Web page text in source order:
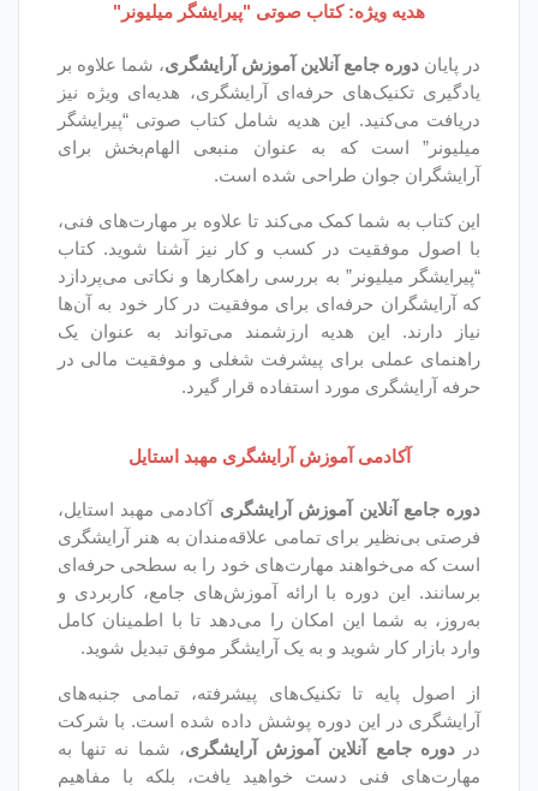
کتاب صوتی "پیرایشگر میلیونر"
آنلاین آموزش آرایشگری ، شما علاوه بر
حرفه‌ای آرایشگری، هدیه‌ای ویژه نیز
این هدیه شامل کتاب صوتی “پیرایشگر
که به عنوان منبعی الهام‌بخش برای
طراحی شده است.
کمک می‌کند تا علاوه بر مهارت‌های فنی،
در کسب و کار نیز آشنا شوید. کتاب
به بررسی راهکارها و نکاتی می‌پردازد
برای موفقیت در کار خود به آن‌ها
هدیه ارزشمند می‌تواند به عنوان یک
پیشرفت شغلی و موفقیت مالی در
استفاده قرار گیرد.
آموزش آرایشگری مهبد استایل
آموزش آرایشگریآکادمی مهبد استایل،
تمامی علاقه‌مندان به هنر آرایشگری
مهارت‌های خود را به سطحی حرفه‌ای
با ارائه آموزش‌های جامع، کاربردی و
امکان را می‌دهد تا با اطمینان کامل
و به یک آرایشگر موفق تبدیل شوید.
تکنیک‌های پیشرفته، تمامی جنبه‌های
دوره پوشش داده شده است. با شرکت
آموزش آرایشگری، شما نه تنها به
دست خواهید یافت، بلکه با مفاهیم